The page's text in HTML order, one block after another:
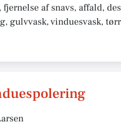
af snavs, affald,
gulvvask, vinduesvask,